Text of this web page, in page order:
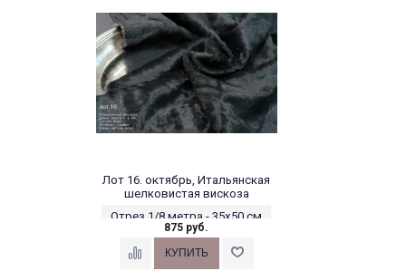
Лот 16. октябрь, Итальянская
шелковистая вискоза
Отрез 1/8 метра - 35х50 см
875 руб.